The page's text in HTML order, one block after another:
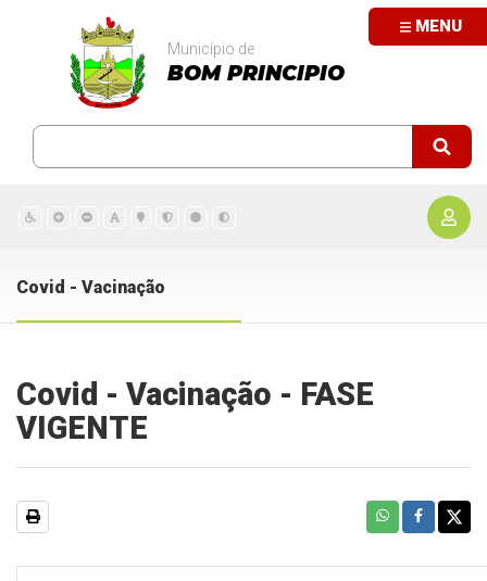
MENU
Município de
BOM PRINCIPIO
Covid - Vacinação
Covid - Vacinação - FASE
VIGENTE